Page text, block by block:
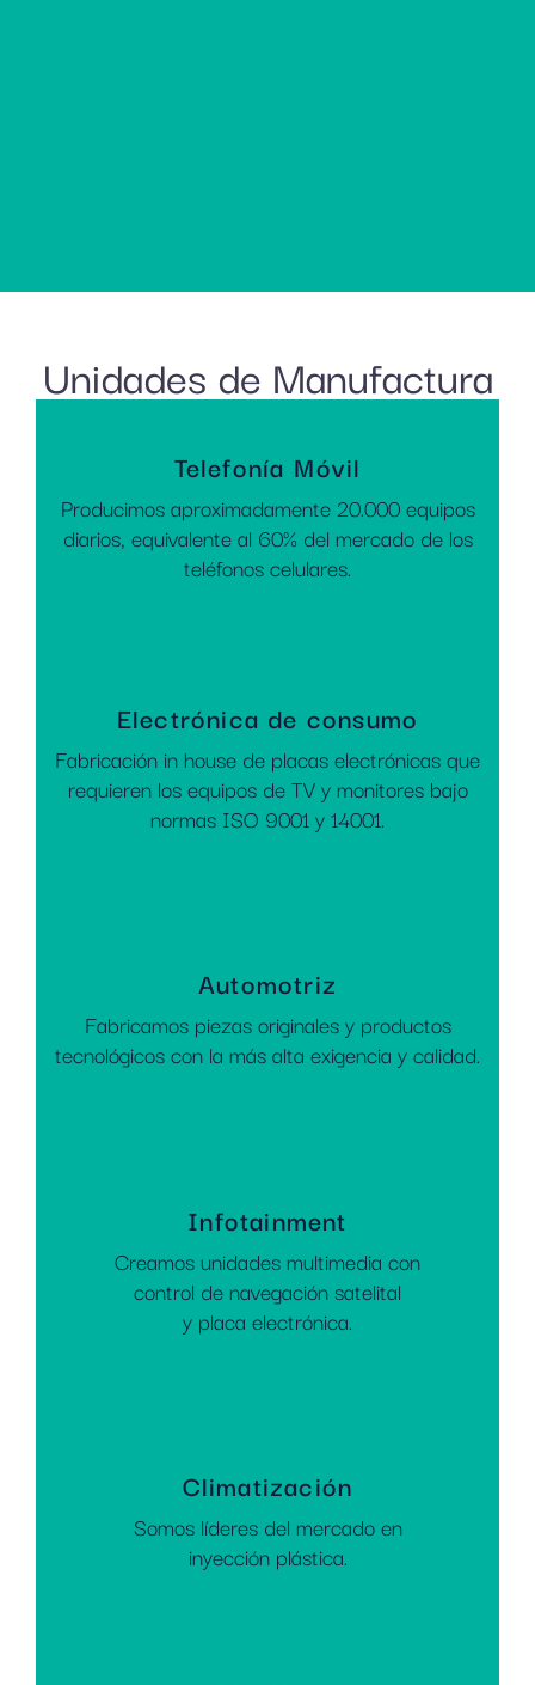
Unidades de Manufactura
Telefonía Móvil
Producimos aproximadamente 20.000 equipos
diarios, equivalente al 60% del mercado de los
teléfonos celulares.
Electrónica de consumo
Fabricación in house de placas electrónicas que
requieren los equipos de TV y monitores bajo
normas ISO 9001 y 14001.
Automotriz
Fabricamos piezas originales y productos
tecnológicos con la más alta exigencia y calidad.
Infotainment
Creamos unidades multimedia con
control de navegación satelital
y placa electrónica.
Climatización
Somos líderes del mercado en
inyección plástica.